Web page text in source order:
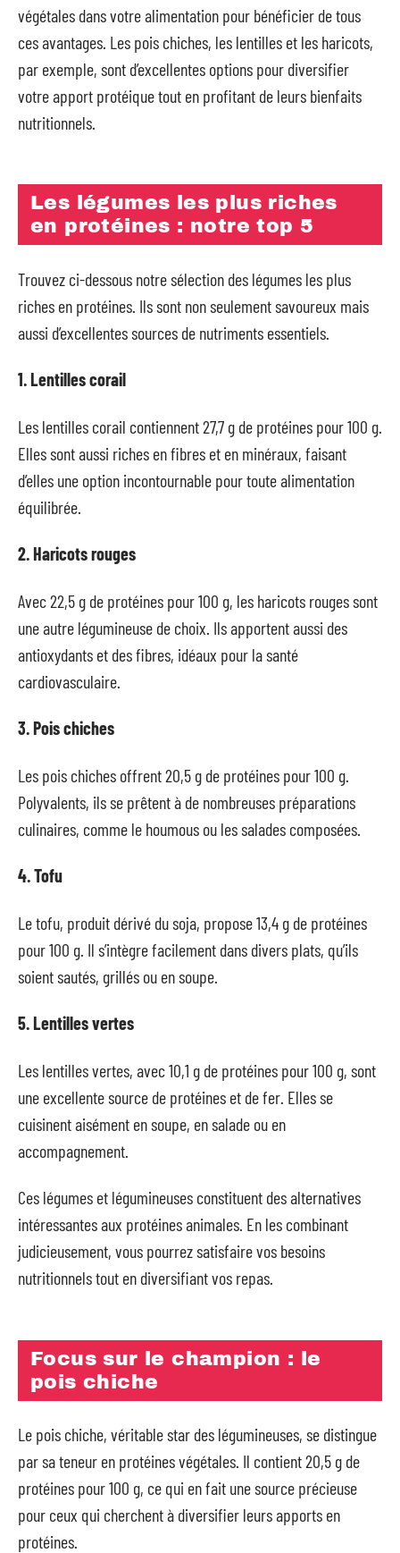
végétales dans votre alimentation pour bénéficier de tous
ces avantages. Les pois chiches, les lentilles et les haricots,
par exemple, sont d’excellentes options pour diversifier
votre apport protéique tout en profitant de leurs bienfaits
nutritionnels.
Les légumes les plus riches
en protéines : notre top 5
Trouvez ci-dessous notre sélection des légumes les plus
riches en protéines. Ils sont non seulement savoureux mais
aussi d’excellentes sources de nutriments essentiels.
1. Lentilles corail
Les lentilles corail contiennent 27,7 g de protéines pour 100 g.
Elles sont aussi riches en fibres et en minéraux, faisant
d’elles une option incontournable pour toute alimentation
équilibrée.
2. Haricots rouges
Avec 22,5 g de protéines pour 100 g, les haricots rouges sont
une autre légumineuse de choix. Ils apportent aussi des
antioxydants et des fibres, idéaux pour la santé
cardiovasculaire.
3. Pois chiches
Les pois chiches offrent 20,5 g de protéines pour 100 g.
Polyvalents, ils se prêtent à de nombreuses préparations
culinaires, comme le houmous ou les salades composées.
4. Tofu
Le tofu, produit dérivé du soja, propose 13,4 g de protéines
pour 100 g. Il s’intègre facilement dans divers plats, qu’ils
soient sautés, grillés ou en soupe.
5. Lentilles vertes
Les lentilles vertes, avec 10,1 g de protéines pour 100 g, sont
une excellente source de protéines et de fer. Elles se
cuisinent aisément en soupe, en salade ou en
accompagnement.
Ces légumes et légumineuses constituent des alternatives
intéressantes aux protéines animales. En les combinant
judicieusement, vous pourrez satisfaire vos besoins
nutritionnels tout en diversifiant vos repas.
Focus sur le champion : le
pois chiche
Le pois chiche, véritable star des légumineuses, se distingue
par sa teneur en protéines végétales. Il contient 20,5 g de
protéines pour 100 g, ce qui en fait une source précieuse
pour ceux qui cherchent à diversifier leurs apports en
protéines.